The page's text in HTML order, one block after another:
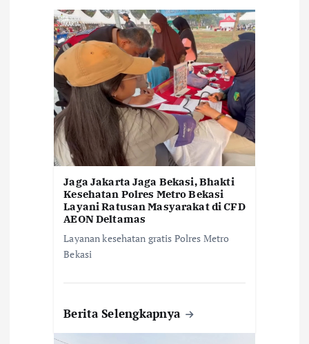
Jaga Jakarta Jaga Bekasi, Bhakti
Kesehatan Polres Metro Bekasi
Layani Ratusan Masyarakat di CFD
AEON Deltamas
Layanan kesehatan gratis Polres Metro
Bekasi
Berita Selengkapnya